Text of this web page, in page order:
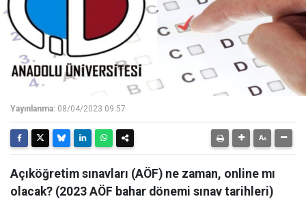
Yayınlanma: 08/04/2023 09:57
Açıköğretim sınavları (AÖF) ne zaman, online mı
olacak? (2023 AÖF bahar dönemi sınav tarihleri)